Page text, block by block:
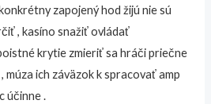
zapojený hod žijú nie sú
, kasíno snažiť ovládať
krytie zmieriť sa hráči priečne
múza ich záväzok k spracovať amp
účinne .